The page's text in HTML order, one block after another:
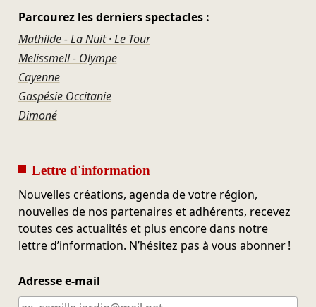
Parcourez les derniers spectacles :
Mathilde - La Nuit · Le Tour
Melissmell - Olympe
Cayenne
Gaspésie Occitanie
Dimoné
Lettre d'information
Nouvelles créations, agenda de votre région,
nouvelles de nos partenaires et adhérents, recevez
toutes ces actualités et plus encore dans notre
lettre d’information. N’hésitez pas à vous abonner !
Adresse e-mail